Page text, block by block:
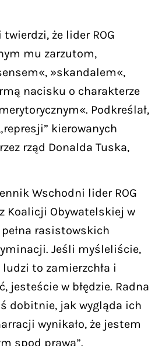
że lider ROG
mu zarzutom,
»skandalem«,
nacisku o charakterze
Podkreślał,
kierowanych
rząd Donalda Tuska,
Wschodni lider ROG
Koalicji Obywatelskiej w
rasistowskich
Jeśli myśleliście,
to zamierzchła i
jesteście w błędzie. Radna
dobitnie, jak wygląda ich
wynikało, że jestem
spod prawa”.